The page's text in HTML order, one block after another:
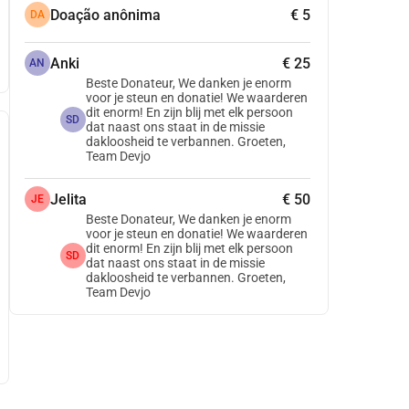
DA Doação anônima € 5
AN Anki € 25
SD
Beste Donateur, We danken je enorm
voor je steun en donatie! We waarderen
dit enorm! En zijn blij met elk persoon
dat naast ons staat in de missie
dakloosheid te verbannen. Groeten,
Team Devjo
JE Jelita € 50
SD
Beste Donateur, We danken je enorm
voor je steun en donatie! We waarderen
dit enorm! En zijn blij met elk persoon
dat naast ons staat in de missie
dakloosheid te verbannen. Groeten,
Team Devjo